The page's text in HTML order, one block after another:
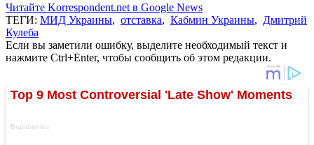
Читайте Korrespondent.net в Google News
ТЕГИ: МИД Украины, отставка, Кабмин Украины, Дмитрий
Кулеба
Если вы заметили ошибку, выделите необходимый текст и
нажмите Ctrl+Enter, чтобы сообщить об этом редакции.